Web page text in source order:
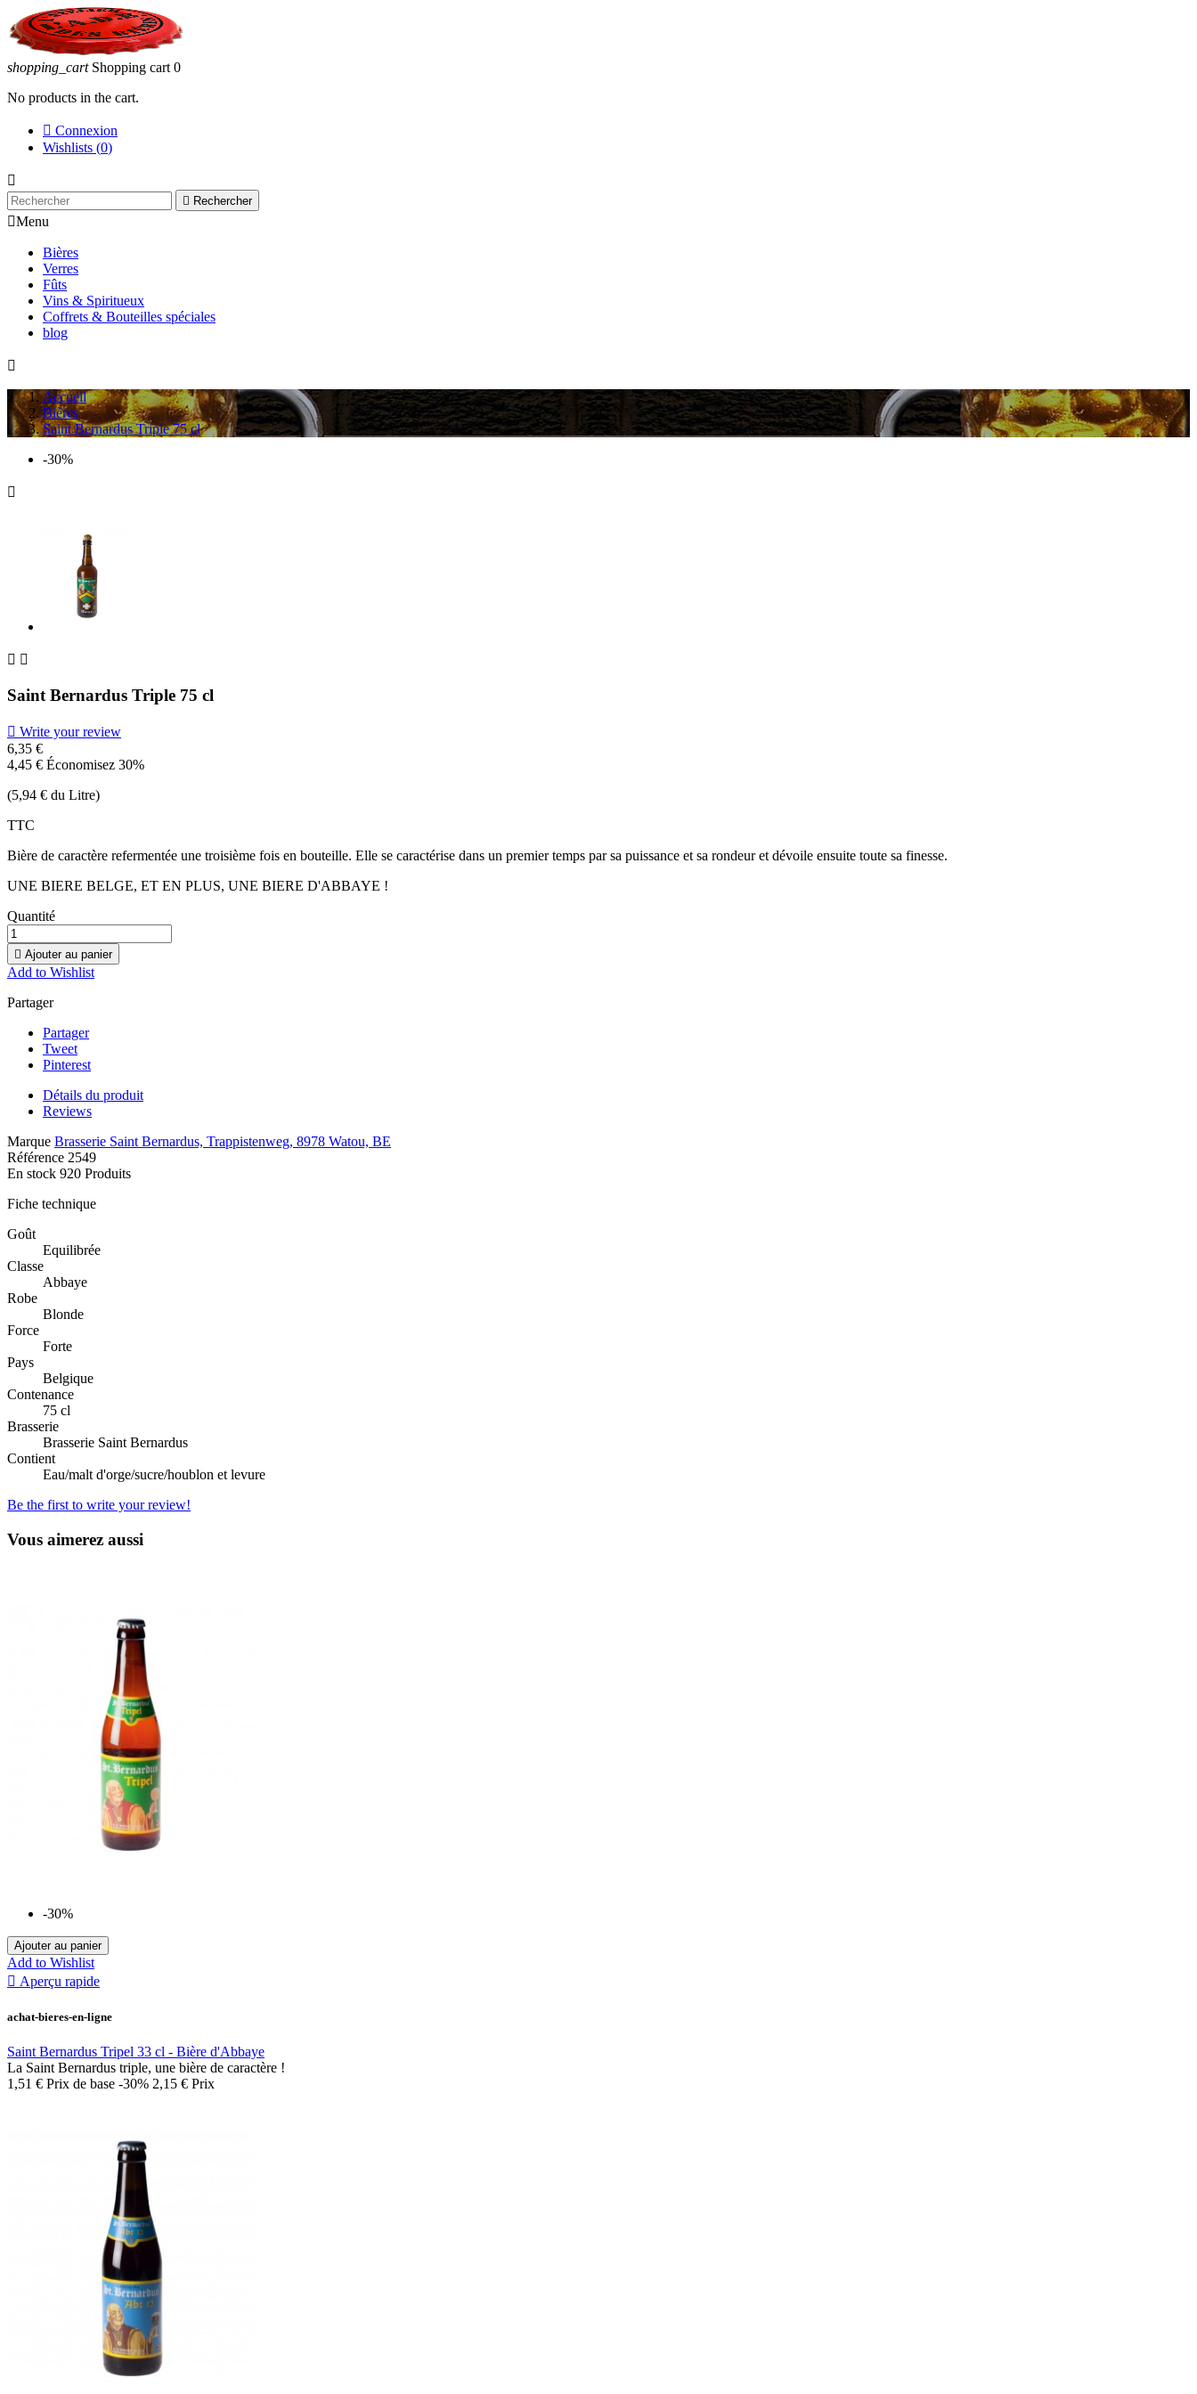
shopping_cart Shopping cart 0
No products in the cart.
 Connexion
Wishlists (0)

 Rechercher
Menu
Bières
Verres
Fûts
Vins & Spiritueux
Coffrets & Bouteilles spéciales
blog

Accueil
Bières
Saint Bernardus Triple 75 cl
-30%

 
Saint Bernardus Triple 75 cl
 Write your review
6,35 €
4,45 € Économisez 30%
(5,94 € du Litre)
TTC
Bière de caractère refermentée une troisième fois en bouteille. Elle se caractérise dans un premier temps par sa puissance et sa rondeur et dévoile ensuite toute sa finesse.
UNE BIERE BELGE, ET EN PLUS, UNE BIERE D'ABBAYE !
Quantité
 Ajouter au panier
Add to Wishlist
Partager
Partager
Tweet
Pinterest
Détails du produit
Reviews
Marque Brasserie Saint Bernardus, Trappistenweg, 8978 Watou, BE
Référence 2549
En stock 920 Produits
Fiche technique
Goût
Equilibrée
Classe
Abbaye
Robe
Blonde
Force
Forte
Pays
Belgique
Contenance
75 cl
Brasserie
Brasserie Saint Bernardus
Contient
Eau/malt d'orge/sucre/houblon et levure
Be the first to write your review!
Vous aimerez aussi
-30%
Ajouter au panier
Add to Wishlist
 Aperçu rapide
achat-bieres-en-ligne
Saint Bernardus Tripel 33 cl - Bière d'Abbaye
La Saint Bernardus triple, une bière de caractère !
1,51 € Prix de base -30% 2,15 € Prix